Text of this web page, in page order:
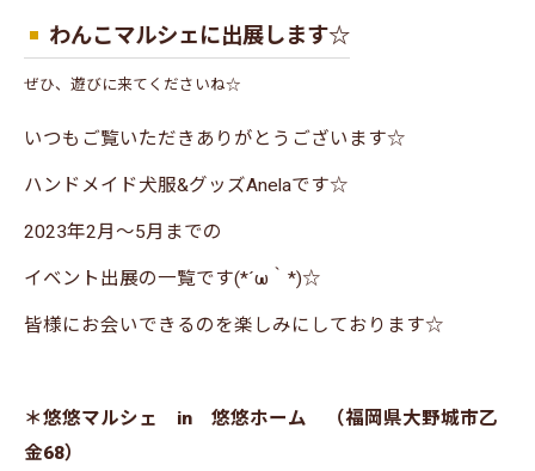
わんこマルシェに出展します☆
ぜひ、遊びに来てくださいね☆
いつもご覧いただきありがとうございます☆
ハンドメイド犬服&グッズAnelaです☆
2023年2月～5月までの
イベント出展の一覧です(*´ω｀*)☆
皆様にお会いできるのを楽しみにしております☆
＊悠悠マルシェ in 悠悠ホーム （福岡県大野城市乙
金68）